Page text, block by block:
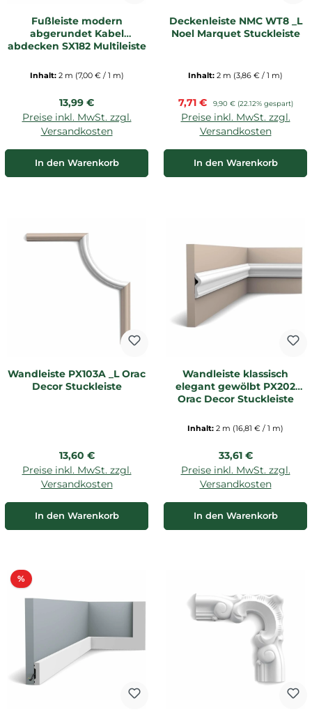
Fußleiste modern
abgerundet Kabel
abdecken SX182 Multileiste
Inhalt: 2 m (7,00 € / 1 m)
Regulärer Preis:
13,99 €
Preise inkl. MwSt. zzgl.
Versandkosten
In den Warenkorb
Deckenleiste NMC WT8 _L
Noel Marquet Stuckleiste
Inhalt: 2 m (3,86 € / 1 m)
Verkaufspreis:
7,71 € Regulärer Preis:
9,90 € (22.12% gespart)
Preise inkl. MwSt. zzgl.
Versandkosten
In den Warenkorb
Wandleiste PX103A _L Orac
Decor Stuckleiste
Regulärer Preis:
13,60 €
Preise inkl. MwSt. zzgl.
Versandkosten
In den Warenkorb
Wandleiste klassisch
elegant gewölbt PX202
Orac Decor Stuckleiste
Inhalt: 2 m (16,81 € / 1 m)
Regulärer Preis:
33,61 €
Preise inkl. MwSt. zzgl.
Versandkosten
In den Warenkorb
%Rabatt